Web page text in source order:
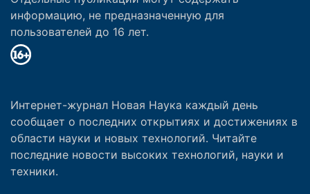
информацию, не предназначенную для
пользователей до 16 лет.
Интернет-журнал Новая Наука каждый день
сообщает о последних открытиях и достижениях в
области науки и новых технологий. Читайте
последние новости высоких технологий, науки и
техники.